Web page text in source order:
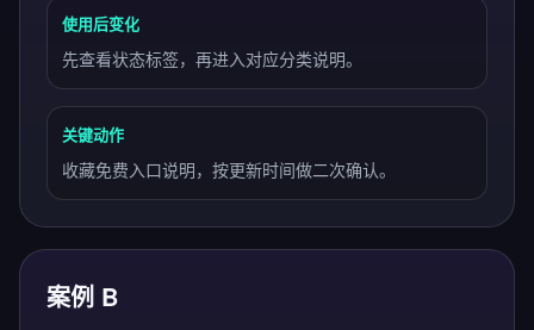
使用后变化
先查看状态标签，再进入对应分类说明。
关键动作
收藏免费入口说明，按更新时间做二次确认。
案例 B